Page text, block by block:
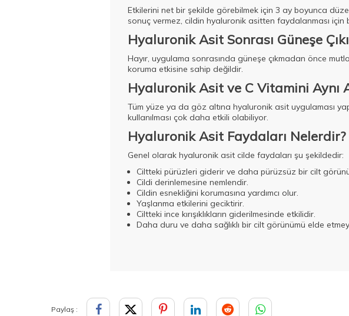
Etkilerini net bir şekilde görebilmek için 3 ay boyunca
sonuç vermez, cildin hyaluronik asitten faydalanması için
Hyaluronik Asit Sonrası Güneşe
Hayır, uygulama sonrasında güneşe çıkmadan önce
koruma etkisine sahip değildir.
Hyaluronik Asit ve C Vitamini Aynı
Tüm yüze ya da göz altına hyaluronik asit uygulaması
kullanılması çok daha etkili olabiliyor.
Hyaluronik Asit Faydaları Nelerdir?
Genel olarak hyaluronik asit cilde faydaları şu şekildedir:
Ciltteki pürüzleri giderir ve daha pürüzsüz bir cilt
Cildi derinlemesine nemlendir.
Cildin esnekliğini korumasına yardımcı olur.
Yaşlanma etkilerini geciktirir.
Ciltteki ince kırışıklıkların giderilmesinde etkilidir.
Daha duru ve daha sağlıklı bir cilt görünümü elde
Paylaş :